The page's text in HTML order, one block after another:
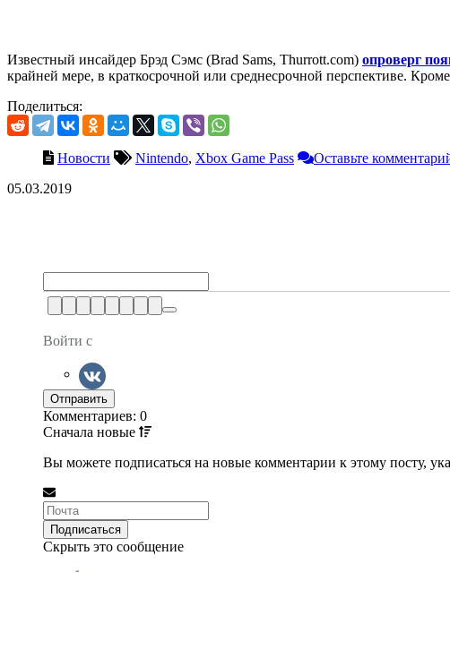
Известный инсайдер Брэд Сэмс (Brad Sams, Thurrott.com) опроверг
крайней мере, в краткосрочной или среднесрочной перспективе.
Поделиться:
Новости Nintendo, Xbox Game Pass Оставьте
05.03.2019
Войти с
Комментариев: 0
Сначала новые
Вы можете подписаться на новые комментарии к этому посту,
Скрыть это сообщение